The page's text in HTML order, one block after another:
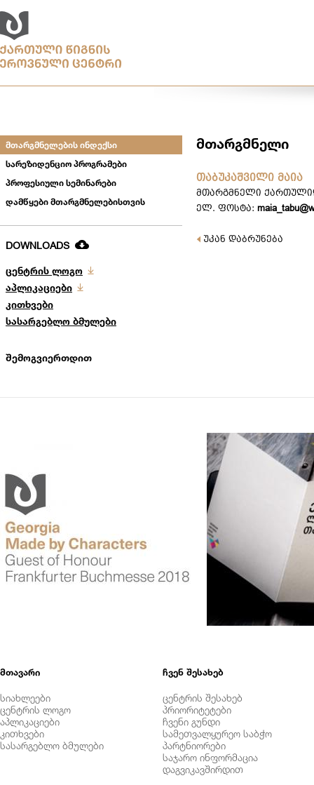
მთარგმნელების ინდექსი
სარეზიდენციო პროგრამები
პროფესიული სემინარები
დამწყები მთარგმნელებისთვის
DOWNLOADS
ცენტრის ლოგო
აპლიკაციები
კითხვები
სასარგებლო ბმულები
ᲨᲔᲛᲝᲒᲕᲘᲔᲠᲗᲓᲘᲗ
მთარგმნელი
თაბუკაშვილი მაია
მთარგმნელი
ელ. ფოსტა:
უკან დაბრუნება
მთავარი
სიახლეები
ცენტრის ლოგო
აპლიკაციები
კითხვები
სასარგებლო ბმულები
ჩვენ შესახებ
ცენტრის შესახებ
პრიორიტეტები
ჩვენი გუნდი
სამეთვალყურეო საბჭო
პარტნიორები
საჯარო ინფორმაცია
დაგვიკავშირდით